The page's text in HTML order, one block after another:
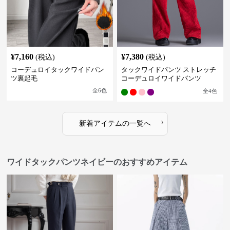
¥7,160 (税込)
コーデュロイタックワイドパン
ツ裏起毛
全6色
¥7,380 (税込)
タックワイドパンツ ストレッチ
コーデュロイワイドパンツ
全4色
新着アイテムの一覧へ ›
ワイドタックパンツネイビーのおすすめアイテム